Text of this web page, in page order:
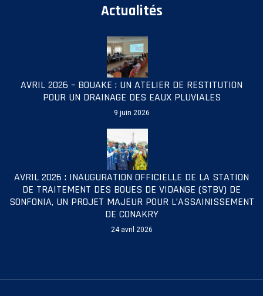
Actualités
AVRIL 2026 – BOUAKE : UN ATELIER DE RESTITUTION
POUR UN DRAINAGE DES EAUX PLUVIALES
9 juin 2026
AVRIL 2026 : INAUGURATION OFFICIELLE DE LA STATION
DE TRAITEMENT DES BOUES DE VIDANGE (STBV) DE
SONFONIA, UN PROJET MAJEUR POUR L’ASSAINISSEMENT
DE CONAKRY
24 avril 2026